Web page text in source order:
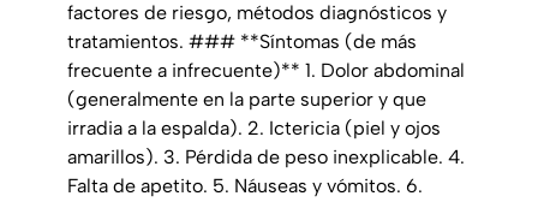
factores de riesgo, métodos diagnósticos y
tratamientos. ### **Síntomas (de más
frecuente a infrecuente)** 1. Dolor abdominal
(generalmente en la parte superior y que
irradia a la espalda). 2. Ictericia (piel y ojos
amarillos). 3. Pérdida de peso inexplicable. 4.
Falta de apetito. 5. Náuseas y vómitos. 6.